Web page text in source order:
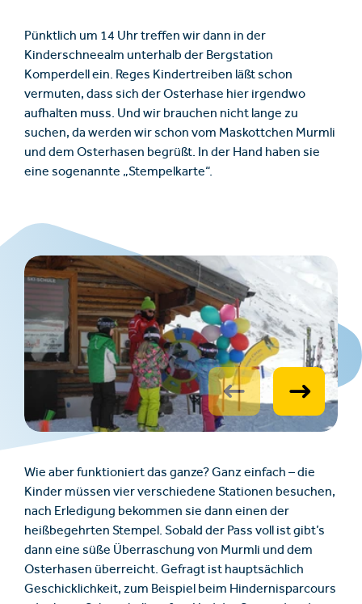
Pünktlich um 14 Uhr treffen wir dann in der
Kinderschneealm unterhalb der Bergstation
Komperdell ein. Reges Kindertreiben läßt schon
vermuten, dass sich der Osterhase hier irgendwo
aufhalten muss. Und wir brauchen nicht lange zu
suchen, da werden wir schon vom Maskottchen Murmli
und dem Osterhasen begrüßt. In der Hand haben sie
eine sogenannte „Stempelkarte“.
Wie aber funktioniert das ganze? Ganz einfach – die
Kinder müssen vier verschiedene Stationen besuchen,
nach Erledigung bekommen sie dann einen der
heißbegehrten Stempel. Sobald der Pass voll ist gibt’s
dann eine süße Überraschung von Murmli und dem
Osterhasen überreicht. Gefragt ist hauptsächlich
Geschicklichkeit, zum Beispiel beim Hindernisparcours